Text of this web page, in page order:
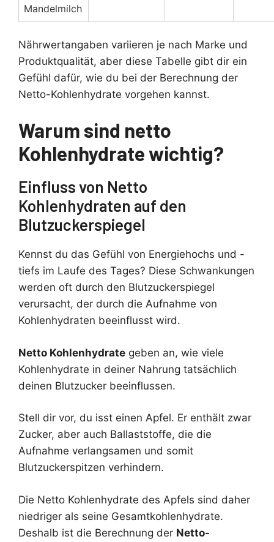
Mandelmilch
Nährwertangaben variieren je nach Marke und
Produktqualität, aber diese Tabelle gibt dir ein
Gefühl dafür, wie du bei der Berechnung der
Netto-Kohlenhydrate vorgehen kannst.
Warum sind netto
Kohlenhydrate wichtig?
Einfluss von Netto
Kohlenhydraten auf den
Blutzuckerspiegel
Kennst du das Gefühl von Energiehochs und -
tiefs im Laufe des Tages? Diese Schwankungen
werden oft durch den Blutzuckerspiegel
verursacht, der durch die Aufnahme von
Kohlenhydraten beeinflusst wird.
Netto Kohlenhydrate geben an, wie viele
Kohlenhydrate in deiner Nahrung tatsächlich
deinen Blutzucker beeinflussen.
Stell dir vor, du isst einen Apfel. Er enthält zwar
Zucker, aber auch Ballaststoffe, die die
Aufnahme verlangsamen und somit
Blutzuckerspitzen verhindern.
Die Netto Kohlenhydrate des Apfels sind daher
niedriger als seine Gesamtkohlenhydrate.
Deshalb ist die Berechnung der Netto-